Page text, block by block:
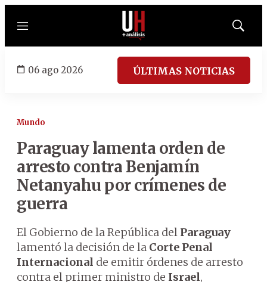
Menú
Mostrar
06 ago 2026 ÚLTIMAS NOTICIAS
Mundo
Paraguay lamenta orden de
arresto contra Benjamín
Netanyahu por crímenes de
guerra
El Gobierno de la República del Paraguay
lamentó la decisión de la Corte Penal
Internacional de emitir órdenes de arresto
contra el primer ministro de Israel,